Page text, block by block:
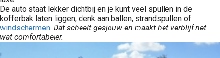
De auto staat lekker dichtbij en je kunt veel spullen in de
kofferbak laten liggen, denk aan ballen, strandspullen of
windschermen. Dat scheelt gesjouw en maakt het verblijf net
wat comfortabeler.